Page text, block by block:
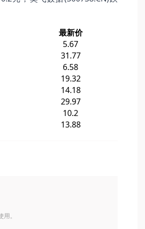
最新价
5.67
31.77
6.58
19.32
14.18
29.97
10.2
13.88
。